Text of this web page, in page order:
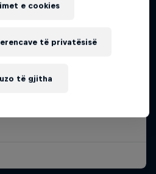
e cookies
të gjitha
të privatësisë